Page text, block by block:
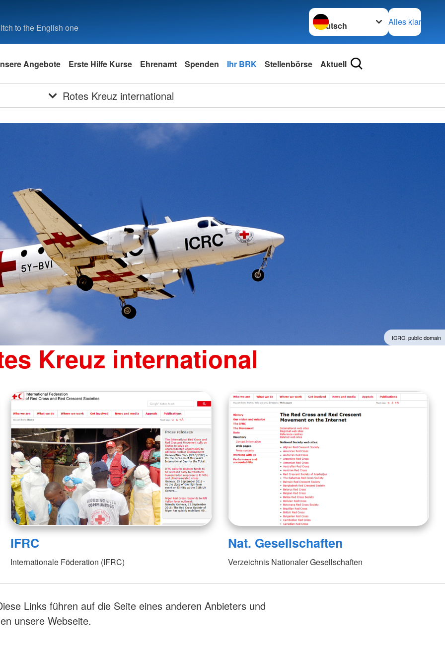
to the English one
Sprache wechseln zu
Alles klar
Angebote Erste Hilfe Kurse Ehrenamt Spenden Ihr BRK Stellenbörse Aktuell
Rotes Kreuz international
ICRC, public domain
Kreuz international
IFRC
Internationale Föderation (IFRC)
Nat. Gesellschaften
Verzeichnis Nationaler Gesellschaften
Links führen auf die Seite eines anderen Anbieters und
unsere Webseite.